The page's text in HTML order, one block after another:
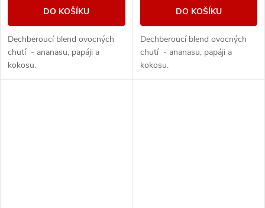
DO KOŠÍKU
Dechberoucí blend ovocných
chutí - ananasu, papáji a
kokosu.
DO KOŠÍKU
Dechberoucí blend ovocných
chutí - ananasu, papáji a
kokosu.